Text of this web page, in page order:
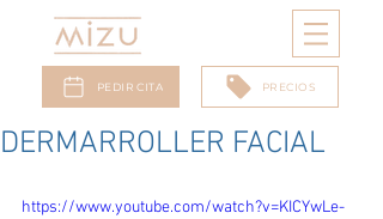
PEDIR CITA PRECIOS
DERMARROLLER FACIAL
https://www.youtube.com/watch?v=KICYwLe-